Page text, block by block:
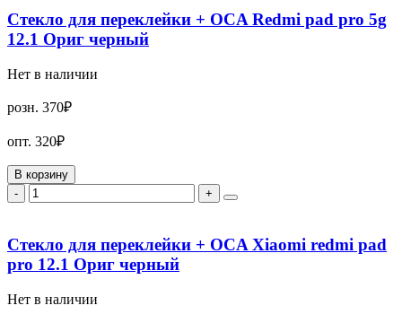
Стекло для переклейки + OCA Redmi pad pro 5g
12.1 Ориг черный
Нет в наличии
розн. 370₽
опт. 320₽
В корзину
-
+
Стекло для переклейки + OCA Xiaomi redmi pad
pro 12.1 Ориг черный
Нет в наличии